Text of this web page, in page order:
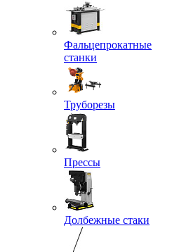
Фальцепрокатные
станки
Труборезы
Прессы
Долбежные стаки